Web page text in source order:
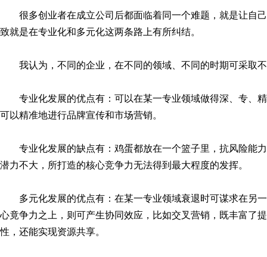
很多创业者在成立公司后都面临着同一个难题，就是让自
致就是在专业化和多元化这两条路上有所纠结。
我认为，不同的企业，在不同的领域、不同的时期可采取
专业化发展的优点有：可以在某一专业领域做得深、专、
可以精准地进行品牌宣传和市场营销。
专业化发展的缺点有：鸡蛋都放在一个篮子里，抗风险能
潜力不大，所打造的核心竞争力无法得到最大程度的发挥。
多元化发展的优点有：在某一专业领域衰退时可谋求在另
心竟争力之上，则可产生协同效应，比如交叉营销，既丰富了
性，还能实现资源共享。